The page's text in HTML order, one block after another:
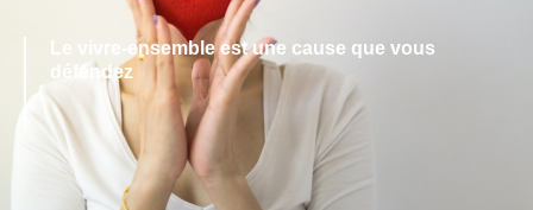
Le vivre-ensemble est une cause que vous
défendez